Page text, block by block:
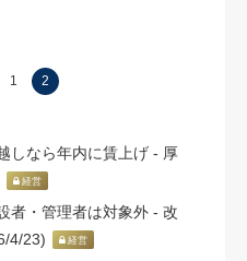
1 2
しなら年内に賃上げ - 厚
経営
者・管理者は対象外 - 改
4/23)
経営